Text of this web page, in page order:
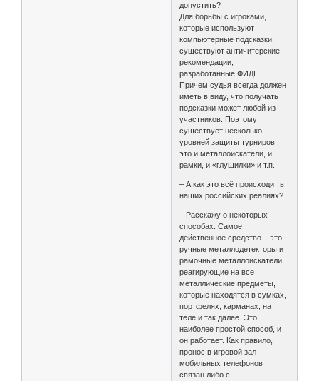
допустить?
Для борьбы с игроками,
которые используют
компьютерные подсказки,
существуют античитерские
рекомендации,
разработанные ФИДЕ.
Причем судья всегда должен
иметь в виду, что получать
подсказки может любой из
участников. Поэтому
существует несколько
уровней защиты турниров:
это и металлоискатели, и
рамки, и «глушилки» и т.п.
– А как это всё происходит в
наших российских реалиях?
– Расскажу о некоторых
способах. Самое
действенное средство – это
ручные металлодетекторы и
рамочные металлоискатели,
реагирующие на все
металлические предметы,
которые находятся в сумках,
портфелях, карманах, на
теле и так далее. Это
наиболее простой способ, и
он работает. Как правило,
пронос в игровой зал
мобильных телефонов
связан либо с